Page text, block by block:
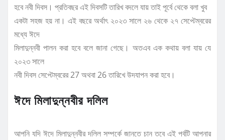
হবে নবী দিবস। প্রতিবছর এই দিবসটি তারিখ বদলে যায় তাই পূর্বে থেকে বলা খুব
একটা সহজ হয় না। এই বছরে অর্থাৎ ২০২৩ সালে ২৬ থেকে ২৭ সেপ্টেম্বরের
মধ্যে ঈদে
মিলাদুন্নবী পালন করা হবে বলে জানা গেছে। অতএব এক কথায় বলা যায় যে
২০২৩ সালে
নবী দিবস সেপ্টেম্বরের 27 অথবা 26 তারিখে উদযাপন করা হবে।
ঈদে মিলাদুন্নবীর দলিল
আপনি যদি ঈদে মিলাদুন্নবীর দলিল সম্পর্কে জানতে চান তবে এই পর্বটি আপনার